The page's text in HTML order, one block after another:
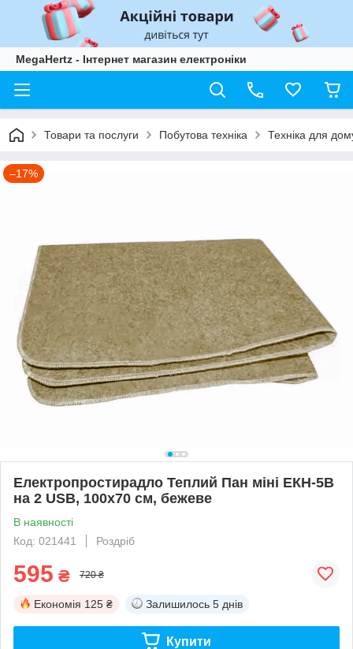
MegaHertz - Інтернет магазин електроніки
Товари та послуги Побутова техніка Техніка для
–17%
Електропростирадло Теплий Пан міні ЕКН-5В
на 2 USB, 100х70 см, бежеве
В наявності
Код: 021441
Роздріб
595 ₴ 720 ₴
Економія 125 ₴ Залишилось 5 днів
Купити